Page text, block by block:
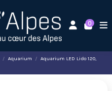
0
Aquarium
Aquarium LED Lido 120,